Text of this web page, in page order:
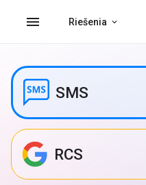
menu Riešenia
SMS
RCS